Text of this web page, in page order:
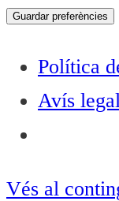
Guardar preferències
Política
Avís
Vés al